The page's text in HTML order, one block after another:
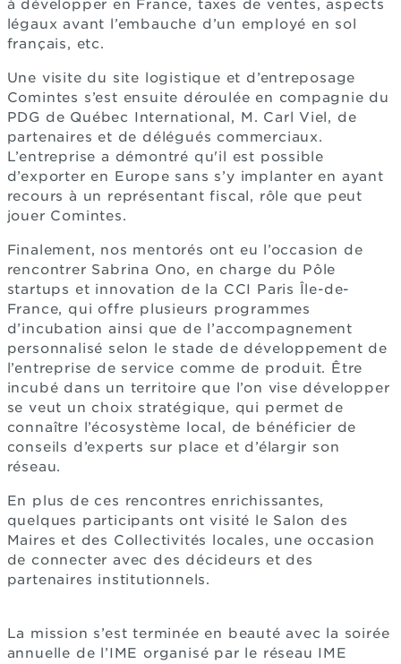
à développer en France, taxes de ventes, aspects
légaux avant l’embauche d’un employé en sol
français, etc.
Une visite du site logistique et d’entreposage
Comintes s’est ensuite déroulée en compagnie du
PDG de Québec International, M. Carl Viel, de
partenaires et de délégués commerciaux.
L’entreprise a démontré qu'il est possible
d’exporter en Europe sans s’y implanter en ayant
recours à un représentant fiscal, rôle que peut
jouer Comintes.
Finalement, nos mentorés ont eu l’occasion de
rencontrer Sabrina Ono, en charge du Pôle
startups et innovation de la CCI Paris Île-de-
France, qui offre plusieurs programmes
d’incubation ainsi que de l’accompagnement
personnalisé selon le stade de développement de
l’entreprise de service comme de produit. Être
incubé dans un territoire que l’on vise développer
se veut un choix stratégique, qui permet de
connaître l’écosystème local, de bénéficier de
conseils d’experts sur place et d’élargir son
réseau.
En plus de ces rencontres enrichissantes,
quelques participants ont visité le Salon des
Maires et des Collectivités locales, une occasion
de connecter avec des décideurs et des
partenaires institutionnels.
La mission s’est terminée en beauté avec la soirée
annuelle de l’IME organisé par le réseau IME